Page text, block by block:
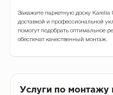
Закажите паркетную доску Karelia
доставкой и профессиональной
помогут подобрать оптимальное
обеспечат качественный монтаж.
Услуги по монтажу